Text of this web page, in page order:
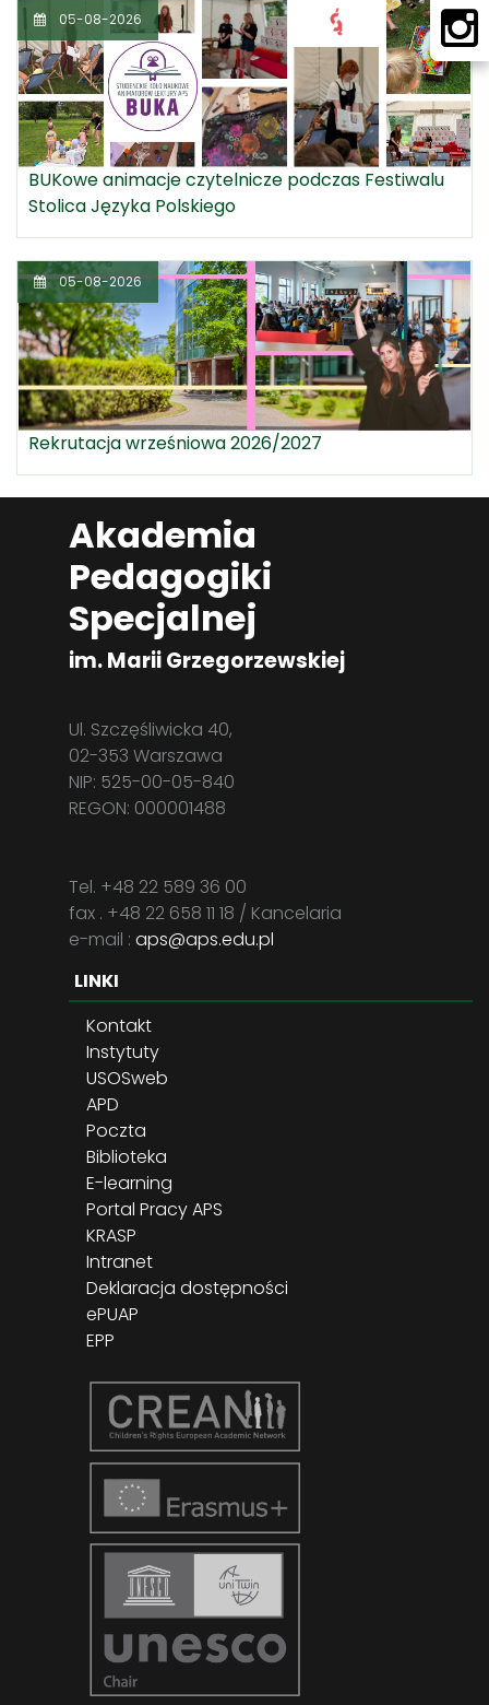
05-08-2026
BUKowe animacje czytelnicze podczas Festiwalu
Stolica Języka Polskiego
05-08-2026
Rekrutacja wrześniowa 2026/2027
Akademia
Pedagogiki
Specjalnej
im. Marii Grzegorzewskiej
Ul. Szczęśliwicka 40,
02-353 Warszawa
NIP: 525-00-05-840
REGON: 000001488
Tel. +48 22 589 36 00
fax . +48 22 658 11 18 / Kancelaria
e-mail : aps@aps.edu.pl
LINKI
Kontakt
Instytuty
USOSweb
APD
Poczta
Biblioteka
E-learning
Portal Pracy APS
KRASP
Intranet
Deklaracja dostępności
ePUAP
EPP